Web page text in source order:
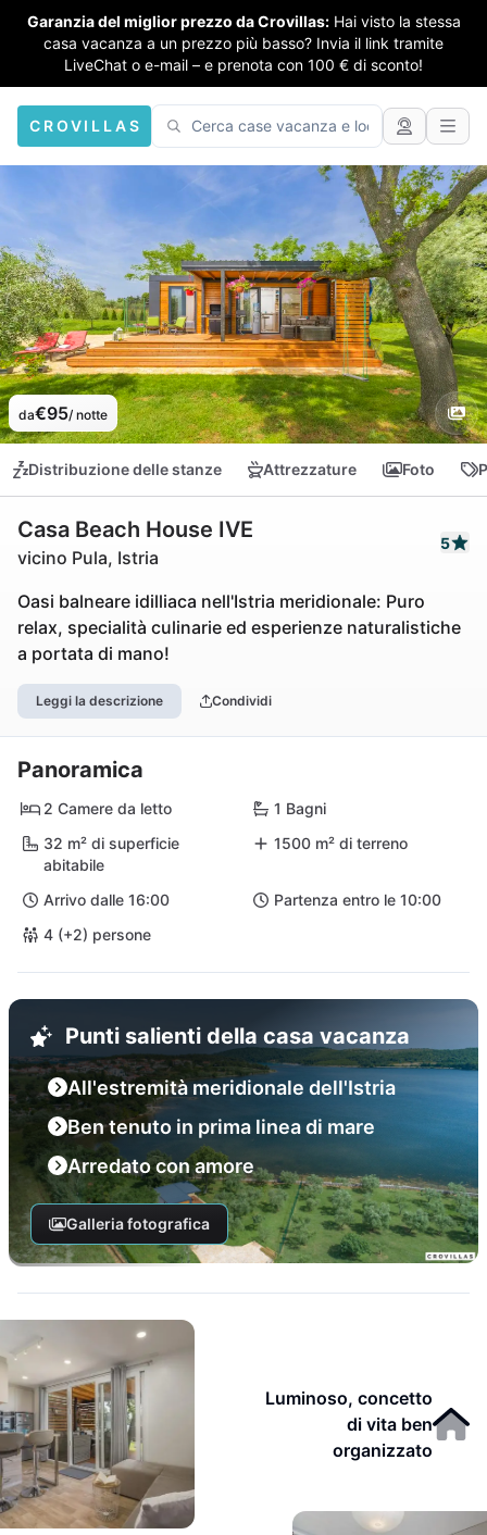
Garanzia del miglior prezzo da Crovillas: Hai visto la stessa
casa vacanza a un prezzo più basso? Invia il link tramite
LiveChat o e-mail – e prenota con 100 € di sconto!
CROVILLAS
da€95/ notte
Distribuzione delle stanze Attrezzature Foto
Casa Beach House IVE
vicino Pula, Istria
5
Oasi balneare idilliaca nell'Istria meridionale: Puro
relax, specialità culinarie ed esperienze naturalistiche
a portata di mano!
Leggi la descrizione Condividi
Panoramica
2 Camere da letto
1 Bagni
32 m² di superficie
abitabile
1500 m² di terreno
Arrivo dalle 16:00
Partenza entro le 10:00
4 (+2) persone
Punti salienti della casa vacanza
All'estremità meridionale dell'Istria
Ben tenuto in prima linea di mare
Arredato con amore
Galleria fotografica
Luminoso, concetto
di vita ben
organizzato